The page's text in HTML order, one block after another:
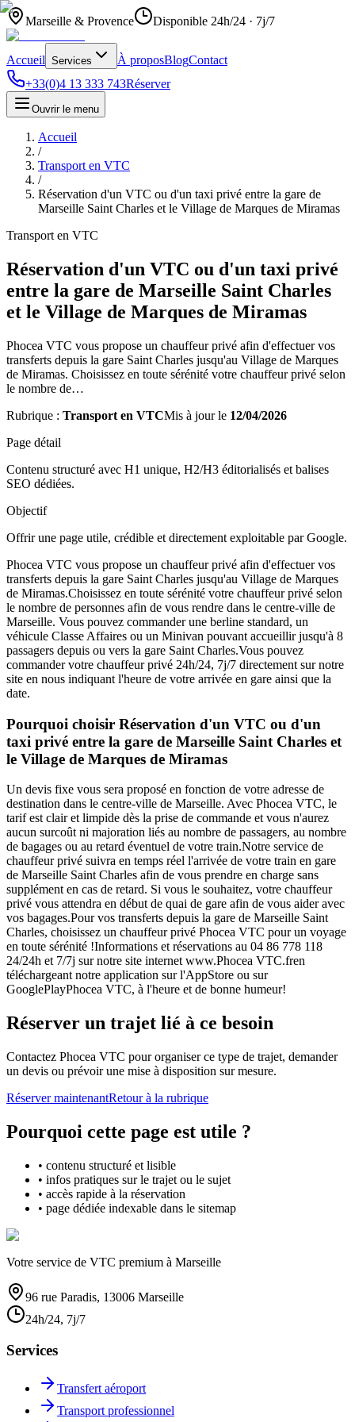
Marseille & Provence Disponible 24h/24 · 7j/7
Accueil Services À proposBlogContact
+33(0)4 13 333 743Réserver
Ouvrir le menu
Accueil
/
Transport en VTC
/
Réservation d'un VTC ou d'un taxi privé entre la gare de
Marseille Saint Charles et le Village de Marques de Miramas
Transport en VTC
Réservation d'un VTC ou d'un taxi privé
entre la gare de Marseille Saint Charles
et le Village de Marques de Miramas
Phocea VTC vous propose un chauffeur privé afin d'effectuer vos
transferts depuis la gare Saint Charles jusqu'au Village de Marques
de Miramas. Choisissez en toute sérénité votre chauffeur privé selon
le nombre de…
Rubrique : Transport en VTCMis à jour le 12/04/2026
Page détail
Contenu structuré avec H1 unique, H2/H3 éditorialisés et balises
SEO dédiées.
Objectif
Offrir une page utile, crédible et directement exploitable par Google.
Phocea VTC vous propose un chauffeur privé afin d'effectuer vos
transferts depuis la gare Saint Charles jusqu'au Village de Marques
de Miramas.Choisissez en toute sérénité votre chauffeur privé selon
le nombre de personnes afin de vous rendre dans le centre-ville de
Marseille. Vous pouvez commander une berline standard, un
véhicule Classe Affaires ou un Minivan pouvant accueillir jusqu'à 8
passagers depuis ou vers la gare Saint Charles.Vous pouvez
commander votre chauffeur privé 24h/24, 7j/7 directement sur notre
site en nous indiquant l'heure de votre arrivée en gare ainsi que la
date.
Pourquoi choisir Réservation d'un VTC ou d'un
taxi privé entre la gare de Marseille Saint Charles et
le Village de Marques de Miramas
Un devis fixe vous sera proposé en fonction de votre adresse de
destination dans le centre-ville de Marseille. Avec Phocea VTC, le
tarif est clair et limpide dès la prise de commande et vous n'aurez
aucun surcoût ni majoration liés au nombre de passagers, au nombre
de bagages ou au retard éventuel de votre train.Notre service de
chauffeur privé suivra en temps réel l'arrivée de votre train en gare
de Marseille Saint Charles afin de vous prendre en charge sans
supplément en cas de retard. Si vous le souhaitez, votre chauffeur
privé vous attendra en début de quai de gare afin de vous aider avec
vos bagages.Pour vos transferts depuis la gare de Marseille Saint
Charles, choisissez un chauffeur privé Phocea VTC pour un voyage
en toute sérénité !Informations et réservations au 04 86 778 118
24/24h et 7/7j sur notre site internet www.Phocea VTC.fren
téléchargeant notre application sur l'AppStore ou sur
GooglePlayPhocea VTC, à l'heure et de bonne humeur!
Réserver un trajet lié à ce besoin
Contactez Phocea VTC pour organiser ce type de trajet, demander
un devis ou prévoir une mise à disposition sur mesure.
Réserver maintenantRetour à la rubrique
Pourquoi cette page est utile ?
• contenu structuré et lisible
• infos pratiques sur le trajet ou le sujet
• accès rapide à la réservation
• page dédiée indexable dans le sitemap
Votre service de VTC premium à Marseille
96 rue Paradis, 13006 Marseille
24h/24, 7j/7
Services
Transfert aéroport
Transport professionnel